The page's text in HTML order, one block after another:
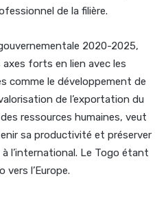
de la filière.
2020-2025,
forts en lien avec les
comme le développement de
de l’exportation du
ressources humaines, veut
sa productivité et préserver
l’international. Le Togo étant
vers l’Europe.